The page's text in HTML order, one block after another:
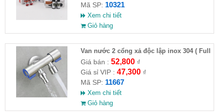
Mã SP: 10321
Xem chi tiết
Giỏ hàng
Van nước 2 cổng xả độc lập inox 304 ( Full
VAT )
Giá bán : 52,800₫
Giá sỉ VIP : 47,300₫
Mã SP: 11667
Xem chi tiết
Giỏ hàng